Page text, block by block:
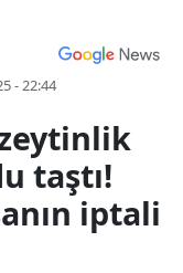
- 22:44
taştı!
iptali